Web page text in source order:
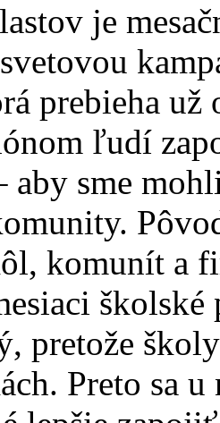
je
prebieha
ľudí
aby sme
komunít a
pretože
Preto sa u